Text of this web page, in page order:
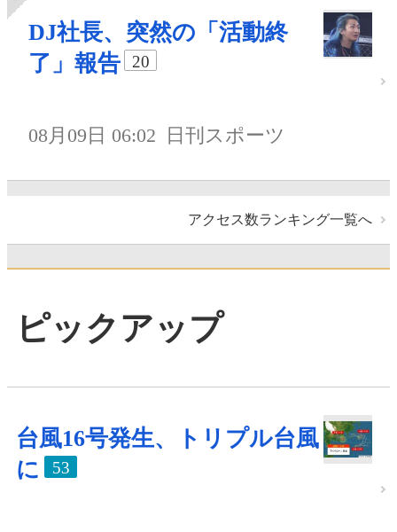
DJ社長、突然の「活動終
了」報告
20
08月09日 06:02 日刊スポーツ
アクセス数ランキング一覧へ
ピックアップ
台風16号発生、トリプル台風
に
53